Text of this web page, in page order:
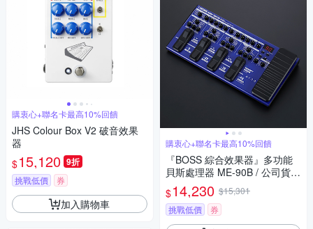
購衷心+聯名卡最高10%回饋
JHS Colour Box V2 破音效果
器
$15,120 9折
挑戰低價 券
加入購物車
購衷心+聯名卡最高10%回饋
『BOSS 綜合效果器』多功能
貝斯處理器 ME-90B / 公司貨二
年保固
$14,230 $15,301
挑戰低價
券